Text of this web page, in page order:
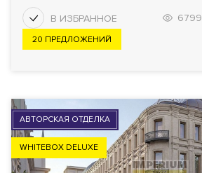
6799
20 ПРЕДЛОЖЕНИЙ
АВТОРСКАЯ ОТДЕЛКА
WHITEBOX DELUXE